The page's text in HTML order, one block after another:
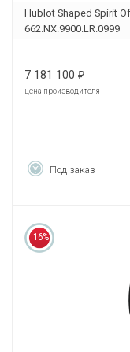
Hublot Shaped Spirit
662.NX.9900.LR.0999
7 181 100 ₽
цена производителя
Под заказ
16%